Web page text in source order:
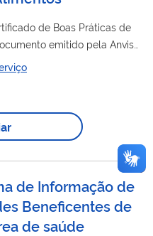
de Boas Práticas de
cumpre com as
de Informação de
Beneficentes de
de saúde